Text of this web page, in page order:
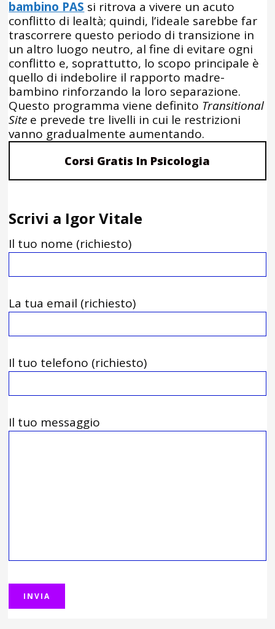
bambino PAS si ritrova a vivere un acuto
conflitto di lealtà; quindi, l’ideale sarebbe far
trascorrere questo periodo di transizione in
un altro luogo neutro, al fine di evitare ogni
conflitto e, soprattutto, lo scopo principale è
quello di indebolire il rapporto madre-
bambino rinforzando la loro separazione.
Questo programma viene definito Transitional
Site e prevede tre livelli in cui le restrizioni
vanno gradualmente aumentando.
Corsi Gratis In Psicologia
Scrivi a Igor Vitale
Il tuo nome (richiesto)
La tua email (richiesto)
Il tuo telefono (richiesto)
Il tuo messaggio